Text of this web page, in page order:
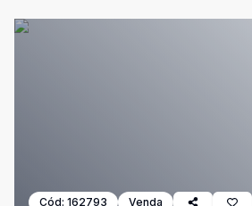
Cód: 162793 Venda